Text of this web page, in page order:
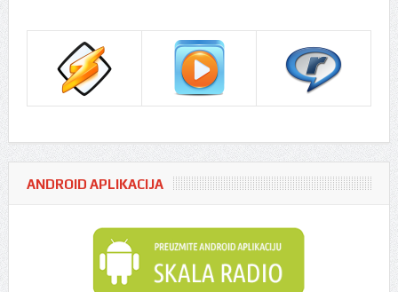
ANDROID APLIKACIJA